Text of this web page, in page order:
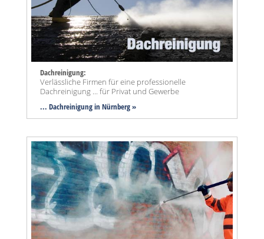
Dachreinigung:
Verlässliche Firmen für eine professionelle
Dachreinigung ... für Privat und Gewerbe
... Dachreinigung in Nürnberg »